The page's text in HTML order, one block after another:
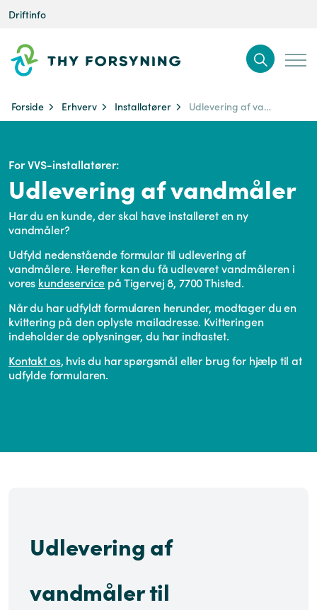
Driftinfo
Forside Erhverv Installatører Udlevering af vandmåler
For VVS-installatører:
Udlevering af vandmåler
Har du en kunde, der skal have installeret en ny
vandmåler?
Udfyld nedenstående formular til udlevering af
vandmålere. Herefter kan du få udleveret vandmåleren i
vores kundeservice på Tigervej 8, 7700 Thisted.
Når du har udfyldt formularen herunder, modtager du en
kvittering på den oplyste mailadresse. Kvitteringen
indeholder de oplysninger, du har indtastet.
Kontakt os, hvis du har spørgsmål eller brug for hjælp til at
udfylde formularen.
Udlevering af
vandmåler til